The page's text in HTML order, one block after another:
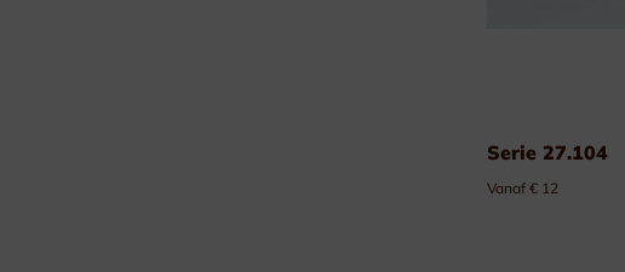
Serie 27.104
Vanaf € 12